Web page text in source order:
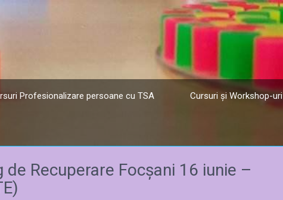
Profesionalizare persoane cu TSA Cursuri și Workshop-uri
Recuperare Focșani 16 iunie –